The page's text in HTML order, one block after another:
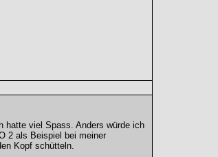
hatte viel Spass. Anders würde ich
2 als Beispiel bei meiner
Kopf schütteln.